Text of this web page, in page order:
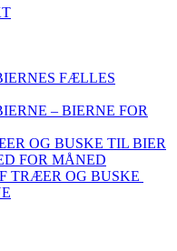
FÆLLES
– BIERNE FOR
OG BUSKE TIL BIER
FOR MÅNED
TRÆER OG BUSKE